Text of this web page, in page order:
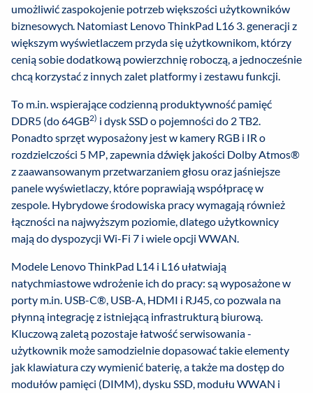
umożliwić zaspokojenie potrzeb większości użytkowników
biznesowych. Natomiast Lenovo ThinkPad L16 3. generacji z
większym wyświetlaczem przyda się użytkownikom, którzy
cenią sobie dodatkową powierzchnię roboczą, a jednocześnie
chcą korzystać z innych zalet platformy i zestawu funkcji.
To m.in. wspierające codzienną produktywność pamięć
DDR5 (do 64GB2) i dysk SSD o pojemności do 2 TB2.
Ponadto sprzęt wyposażony jest w kamery RGB i IR o
rozdzielczości 5 MP, zapewnia dźwięk jakości Dolby Atmos®
z zaawansowanym przetwarzaniem głosu oraz jaśniejsze
panele wyświetlaczy, które poprawiają współpracę w
zespole. Hybrydowe środowiska pracy wymagają również
łączności na najwyższym poziomie, dlatego użytkownicy
mają do dyspozycji Wi-Fi 7 i wiele opcji WWAN.
Modele Lenovo ThinkPad L14 i L16 ułatwiają
natychmiastowe wdrożenie ich do pracy: są wyposażone w
porty m.in. USB-C®, USB-A, HDMI i RJ45, co pozwala na
płynną integrację z istniejącą infrastrukturą biurową.
Kluczową zaletą pozostaje łatwość serwisowania -
użytkownik może samodzielnie dopasować takie elementy
jak klawiatura czy wymienić baterię, a także ma dostęp do
modułów pamięci (DIMM), dysku SSD, modułu WWAN i